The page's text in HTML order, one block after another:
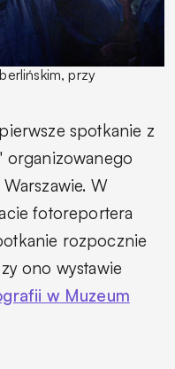
przy
spotkanie z
organizowanego
W
fotoreportera
rozpocznie
ono wystawie
w Muzeum